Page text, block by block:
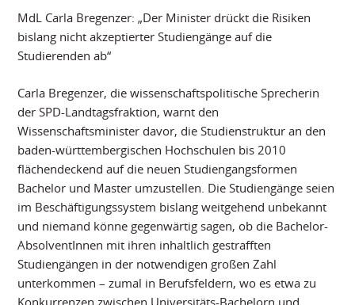
MdL Carla Bregenzer: „Der Minister drückt die Risiken
bislang nicht akzeptierter Studiengänge auf die
Studierenden ab“
Carla Bregenzer, die wissenschaftspolitische Sprecherin
der SPD-Landtagsfraktion, warnt den
Wissenschaftsminister davor, die Studienstruktur an den
baden-württembergischen Hochschulen bis 2010
flächendeckend auf die neuen Studiengangsformen
Bachelor und Master umzustellen. Die Studiengänge seien
im Beschäftigungssystem bislang weitgehend unbekannt
und niemand könne gegenwärtig sagen, ob die Bachelor-
AbsolventInnen mit ihren inhaltlich gestrafften
Studiengängen in der notwendigen großen Zahl
unterkommen – zumal in Berufsfeldern, wo es etwa zu
Konkurrenzen zwischen Universitäts-Bachelorn und